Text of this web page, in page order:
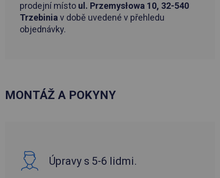
prodejní místo ul. Przemysłowa 10, 32-540
Trzebiniav době uvedené v přehledu
objednávky.
MONTÁŽ A POKYNY
Úpravy s 5-6 lidmi.